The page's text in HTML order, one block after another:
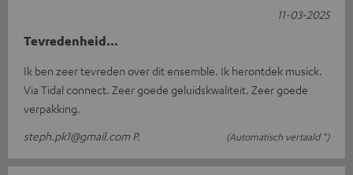
Tevredenheid...
Ik ben zeer tevreden over dit ensemble. Ik herontdek musick.
Via Tidal connect. Zeer goede geluidskwaliteit. Zeer goede
verpakking.
steph.pk1@gmail.com P.
(Automatisch vertaald *)
11-03-2025